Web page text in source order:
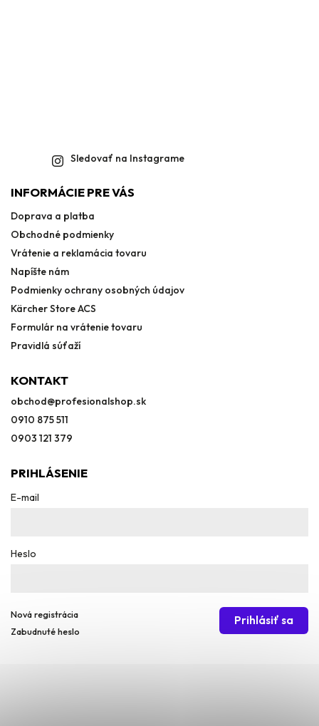
Sledovať na Instagrame
INFORMÁCIE PRE VÁS
Doprava a platba
Obchodné podmienky
Vrátenie a reklamácia tovaru
Napíšte nám
Podmienky ochrany osobných údajov
Kärcher Store ACS
Formulár na vrátenie tovaru
Pravidlá súťaží
KONTAKT
obchod@profesionalshop.sk
0910 875 511
0903 121 379
PRIHLÁSENIE
E-mail
Heslo
Prihlásiť sa
Nová registrácia
Zabudnuté heslo